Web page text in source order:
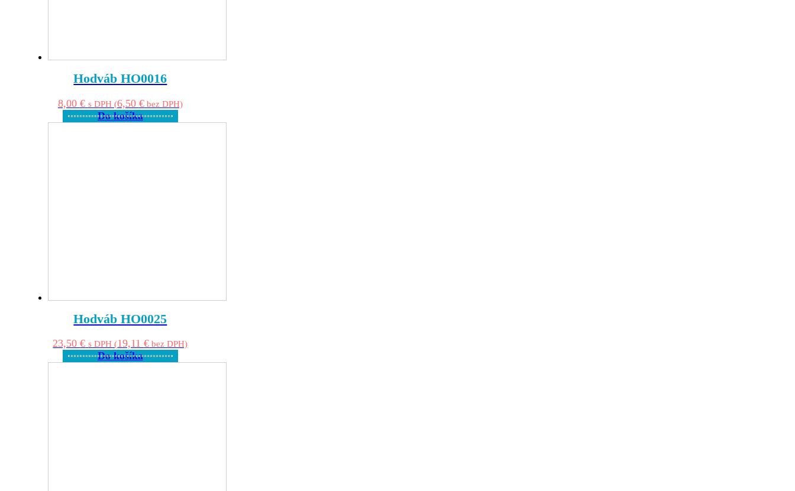
Hodváb HO0016
8,00 € s DPH (6,50 €bez DPH)
Do košíka
Hodváb HO0025
23,50€ s DPH (19,11€ bez DPH)
Do košíka